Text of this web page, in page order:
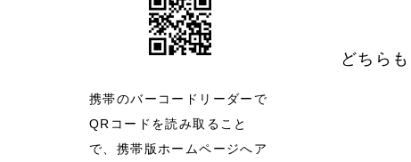
どちらも
携帯のバーコードリーダーで
QRコードを読み取ること
で、携帯版ホームページへア